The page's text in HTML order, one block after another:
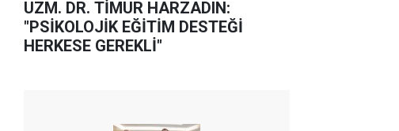
UZM. DR. TİMUR HARZADIN:
"PSİKOLOJİK EĞİTİM DESTEĞİ
HERKESE GEREKLİ"